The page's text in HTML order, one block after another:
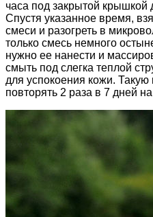
часа под закрытой крышкой
Спустя указанное время,
смеси и разогреть в
только смесь немного
нужно ее нанести и
смыть под слегка теплой
для успокоения кожи. Такую
повторять 2 раза в 7 дней